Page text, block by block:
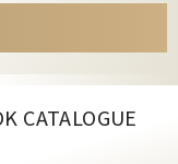
CATALOGUE